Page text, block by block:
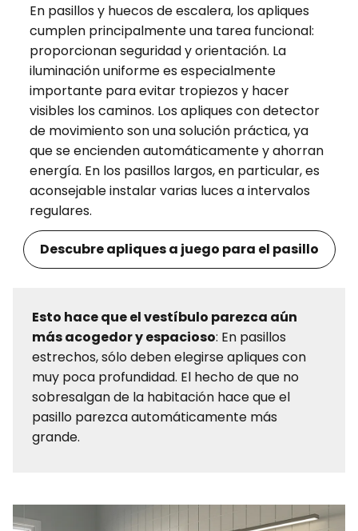
En pasillos y huecos de escalera, los apliques
cumplen principalmente una tarea funcional:
proporcionan seguridad y orientación. La
iluminación uniforme es especialmente
importante para evitar tropiezos y hacer
visibles los caminos. Los apliques con detector
de movimiento son una solución práctica, ya
que se encienden automáticamente y ahorran
energía. En los pasillos largos, en particular, es
aconsejable instalar varias luces a intervalos
regulares.
Descubre apliques a juego para el pasillo
Esto hace que el vestíbulo parezca aún
más acogedor y espacioso: En pasillos
estrechos, sólo deben elegirse apliques con
muy poca profundidad. El hecho de que no
sobresalgan de la habitación hace que el
pasillo parezca automáticamente más
grande.